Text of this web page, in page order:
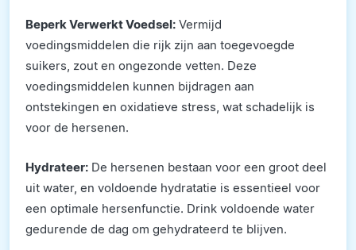
Beperk Verwerkt Voedsel: Vermijd
voedingsmiddelen die rijk zijn aan toegevoegde
suikers, zout en ongezonde vetten. Deze
voedingsmiddelen kunnen bijdragen aan
ontstekingen en oxidatieve stress, wat schadelijk is
voor de hersenen.
Hydrateer: De hersenen bestaan voor een groot deel
uit water, en voldoende hydratatie is essentieel voor
een optimale hersenfunctie. Drink voldoende water
gedurende de dag om gehydrateerd te blijven.